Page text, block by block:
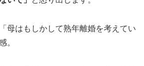
母はもしかして熟年離婚を考えてい
。